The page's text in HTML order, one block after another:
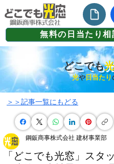
無料の日当たり相
どこでも光
光や日当たり
​＞＞記事一覧にもどる
「どこでも光窓」スタ
鋼鈑商事株式会社 建材事業部